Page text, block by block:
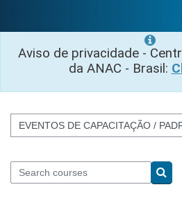
Aviso de privacidade -
da ANAC - Brasil:
Course categories
Search courses